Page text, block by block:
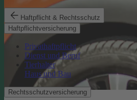
Haftpflicht & Rechtsschutz
Haftpflichtversicherung
Privathaftpflicht
Dienst und Beruf
Tierhalter
Haus und Bau
Rechtsschutzversicherung